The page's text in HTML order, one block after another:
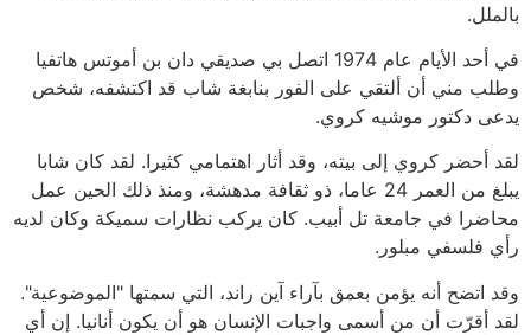
بالملل.
في أحد الأيام عام 1974 اتصل بي صديقي دان بن أموتس هاتفيا
وطلب مني أن ألتقي على الفور بنابغة شاب قد اكتشفه، شخص
يدعى دكتور موشيه كروي.
لقد أحضر كروي إلى بيته، وقد أثار اهتمامي كثيرا. لقد كان شابا
يبلغ من العمر 24 عاما، ذو ثقافة مدهشة، ومنذ ذلك الحين عمل
محاضرا في جامعة تل أبيب. كان يركب نظارات سميكة وكان لديه
رأي فلسفي مبلور.
وقد اتضح أنه يؤمن بعمق بآراء آين راند، التي سمتها "الموضوعية".
لقد أقرّت أن من أسمى واجبات الإنسان هو أن يكون أنانيا. إن أي